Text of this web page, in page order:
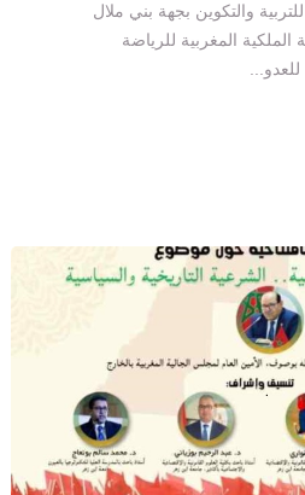
والتكوين بجهة بني ملال
المغربية للرياضة
للعدو...